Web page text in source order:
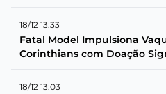
18/12 13:33
Fatal Model Impulsiona
Corinthians com Doação
18/12 13:03